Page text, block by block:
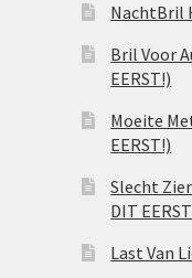
NachtBril
Bril Voor
EERST!)
Moeite
EERST!)
Slecht
DIT
Last Van